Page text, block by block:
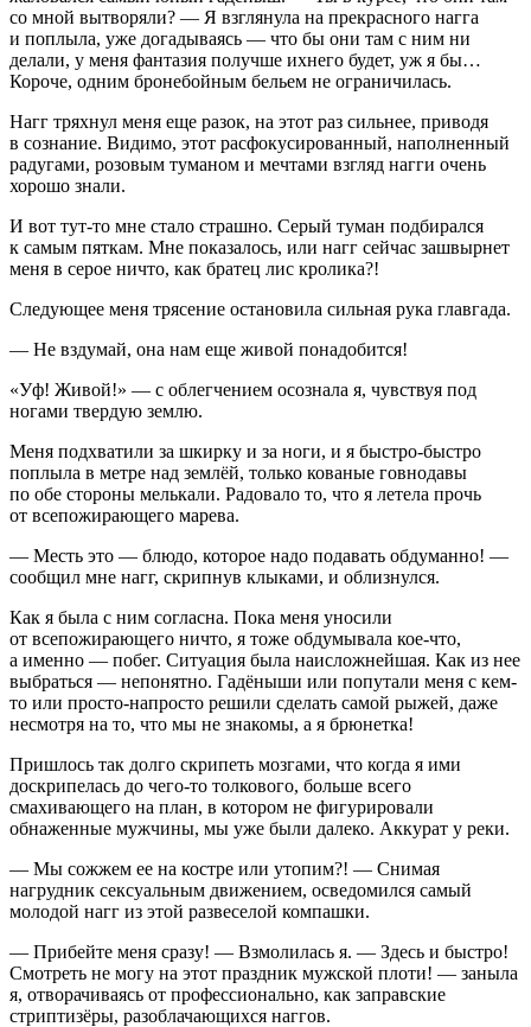
со мной вытворяли? — Я взглянула на прекрасного нагга
и поплыла, уже догадываясь — что бы они там с ним ни
делали, у меня фантазия получше ихнего будет, уж я бы…
Короче, одним бронебойным бельем не ограничилась.
Нагг тряхнул меня еще разок, на этот раз сильнее, приводя
в сознание. Видимо, этот расфокусированный, наполненный
радугами, розовым туманом и мечтами взгляд нагги очень
хорошо знали.
И вот тут-то мне стало страшно. Серый туман подбирался
к самым пяткам. Мне показалось, или нагг сейчас зашвырнет
меня в серое ничто, как братец лис кролика?!
Следующее меня трясение остановила сильная рука главгада.
— Не вздумай, она нам еще живой понадобится!
«Уф! Живой!» — с облегчением осознала я, чувствуя под
ногами твердую землю.
Меня подхватили за шкирку и за ноги, и я быстро-быстро
поплыла в метре над землёй, только кованые говнодавы
по обе стороны мелькали. Радовало то, что я летела прочь
от всепожирающего марева.
— Месть это — блюдо, которое надо подавать обдуманно! —
сообщил мне нагг, скрипнув клыками, и облизнулся.
Как я была с ним согласна. Пока меня уносили
от всепожирающего ничто, я тоже обдумывала кое-что,
а именно — побег. Ситуация была наисложнейшая. Как из нее
выбраться — непонятно. Гадёныши или попутали меня с кем-
то или просто-напросто решили сделать самой рыжей, даже
несмотря на то, что мы не знакомы, а я брюнетка!
Пришлось так долго скрипеть мозгами, что когда я ими
доскрипелась до чего-то толкового, больше всего
смахивающего на план, в котором не фигурировали
обнаженные мужчины, мы уже были далеко. Аккурат у реки.
— Мы сожжем ее на костре или утопим?! — Снимая
нагрудник сексуальным движением, осведомился самый
молодой нагг из этой развеселой компашки.
— Прибейте меня сразу! — Взмолилась я. — Здесь и быстро!
Смотреть не могу на этот праздник мужской плоти! — заныла
я, отворачиваясь от профессионально, как заправские
стриптизёры, разоблачающихся наггов.